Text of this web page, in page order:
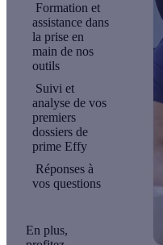
Formation et
assistance dans
la prise en
main de nos
outils
Suivi et
analyse de vos
premiers
dossiers de
prime Effy
Réponses à
vos questions
En plus,